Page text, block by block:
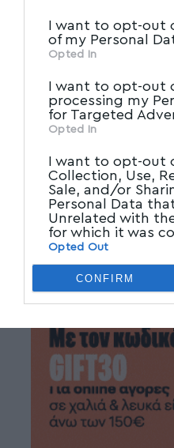
Participantsthat may
other third parties.
I want to opt-out
of my Personal
Opted In
I want to opt-out
processing my
for Targeted
Opted In
I want to opt-out
Collection, Use,
Sale, and/or
Personal Data
Unrelated with
for which it was
Opted Out
CONFIRM
Ακολουθήστε μας
του Myvolos.net